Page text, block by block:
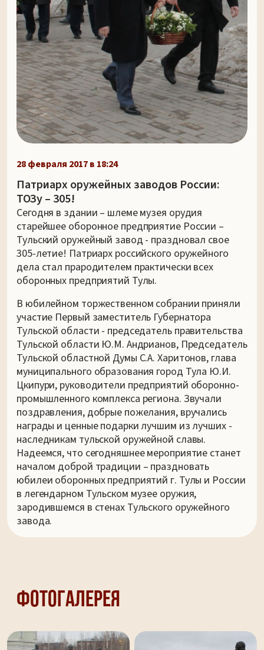
28 февраля 2017 в 18:24
Патриарх оружейных заводов России:
ТОЗу – 305!
Сегодня в здании – шлеме музея орудия
старейшее оборонное предприятие России –
Тульский оружейный завод - праздновал свое
305-летие! Патриарх российского оружейного
дела стал прародителем практически всех
оборонных предприятий Тулы.
В юбилейном торжественном собрании приняли
участие Первый заместитель Губернатора
Тульской области - председатель правительства
Тульской области Ю.М. Андрианов, Председатель
Тульской областной Думы С.А. Харитонов, глава
муниципального образования город Тула Ю.И.
Цкипури, руководители предприятий оборонно-
промышленного комплекса региона. Звучали
поздравления, добрые пожелания, вручались
награды и ценные подарки лучшим из лучших -
наследникам тульской оружейной славы.
Надеемся, что сегодняшнее мероприятие станет
началом доброй традиции – праздновать
юбилеи оборонных предприятий г. Тулы и России
в легендарном Тульском музее оружия,
зародившемся в стенах Тульского оружейного
завода.
Фотогалерея